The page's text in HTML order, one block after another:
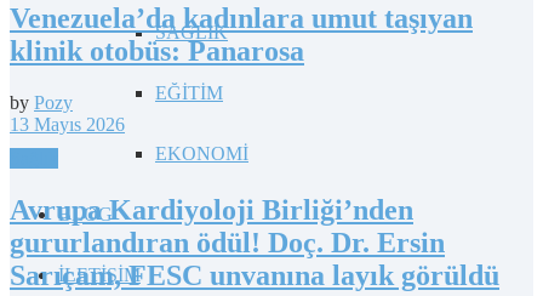
SAĞLIK
EĞİTİM
EKONOMİ
BLOG
İLETİŞİM
Venezuela’da kadınlara umut taşıyan
klinik otobüs: Panarosa
by Pozy
13 Mayıs 2026
Avrupa Kardiyoloji Birliği’nden
gururlandıran ödül! Doç. Dr. Ersin
Sarıçam, FESC unvanına layık görüldü